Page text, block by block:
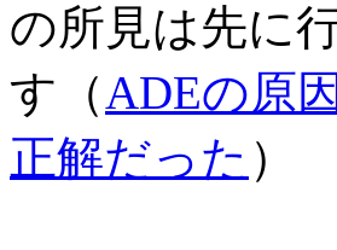
の所見は先に
す（ADEの原
正解だった ）